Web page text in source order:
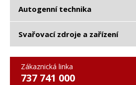
Autogenní technika
Svařovací zdroje a zařízení
Zákaznická linka
737 741 000